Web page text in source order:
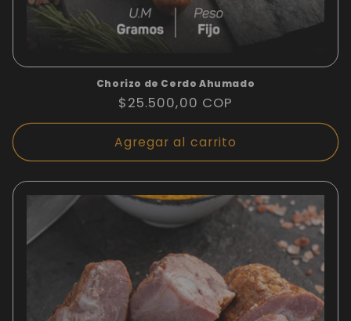
Chorizo de Cerdo Ahumado
Precio
habitual
$25.500,00 COP
Agregar al carrito